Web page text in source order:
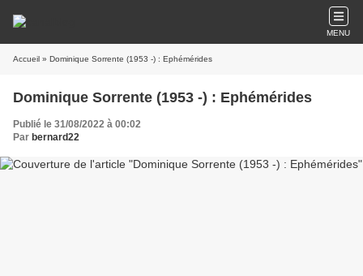
MENU
Accueil » Dominique Sorrente (1953 -) : Ephémérides
Dominique Sorrente (1953 -) : Ephémérides
Publié le 31/08/2022 à 00:02
Par bernard22